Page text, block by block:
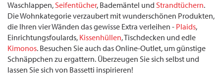
Waschlappen,Seifentücher, Bademäntel und Strandtüchern.
Die Wohnkategorie verzaubert mit wunderschönen Produkten,
die Ihren vier Wänden das gewisse Extra verleihen - Plaids,
Einrichtungsfoulards, Kissenhüllen, Tischdecken und edle
Kimonos. Besuchen Sie auch das Online-Outlet, um günstige
Schnäppchen zu ergattern. Überzeugen Sie sich selbst und
lassen Sie sich von Bassetti inspirieren!